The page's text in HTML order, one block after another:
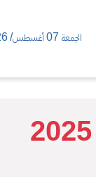
الجمعة 07 أغسطس/ 2026